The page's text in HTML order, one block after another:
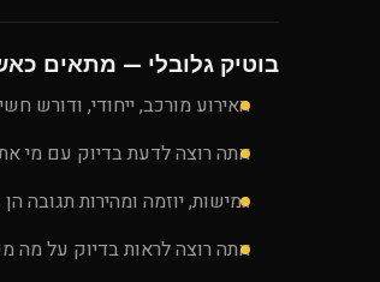
בוטיק גלובלי — מתאים
האירוע מורכב, ייחודי, ודורש
אתה רוצה לדעת בדיוק עם מי
גמישות, יוזמה ומהירות תגובה הן
אתה רוצה לראות בדיוק על מה